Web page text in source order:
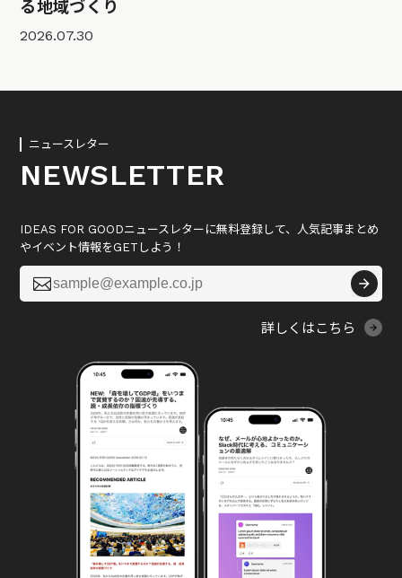
る地域づくり
2026.07.30
ニュースレター
NEWSLETTER
IDEAS FOR GOODニュースレターに無料登録して、人気記事まとめ
やイベント情報をGETしよう！

詳しくはこちら